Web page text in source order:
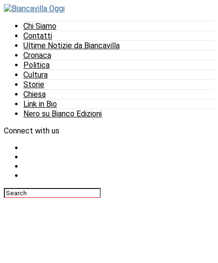
Chi Siamo
Contatti
Ultime Notizie da Biancavilla
Cronaca
Politica
Cultura
Storie
Chiesa
Link in Bio
Nero su Bianco Edizioni
Connect with us